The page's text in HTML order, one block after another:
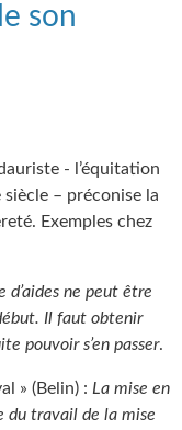
son
- l’équitation
siècle – préconise la
Exemples chez
d’aides ne peut être
Il faut obtenir
pouvoir s’en passer.
» (Belin) : La mise en
du travail de la mise